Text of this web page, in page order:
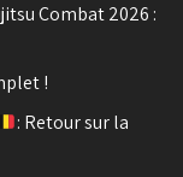
Combat 2026 :
!
: Retour sur la